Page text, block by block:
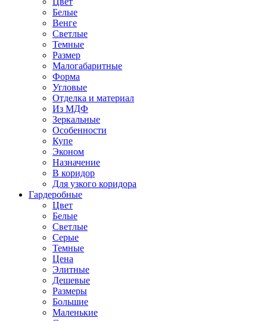
Белые
Венге
Светлые
Темные
Размер
Малогабаритные
Форма
Угловые
Отделка и материал
Из МДФ
Зеркальные
Особенности
Купе
Эконом
Назначение
В коридор
Для узкого коридора
Гардеробные
Цвет
Белые
Светлые
Серые
Темные
Цена
Элитные
Дешевые
Размеры
Большие
Маленькие